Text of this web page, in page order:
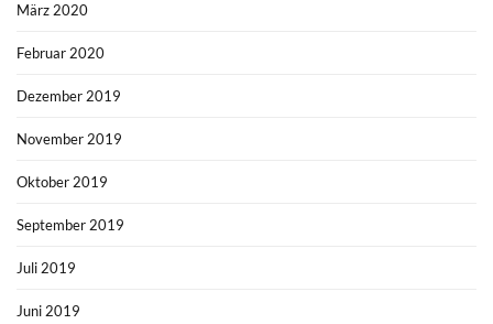
März 2020
Februar 2020
Dezember 2019
November 2019
Oktober 2019
September 2019
Juli 2019
Juni 2019